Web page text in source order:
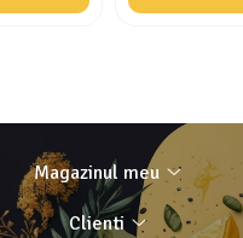
Magazinul meu
Clienti